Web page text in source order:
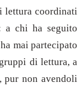
coordinati
a chi ha seguito
mai partecipato
di lettura, a
pur non avendoli